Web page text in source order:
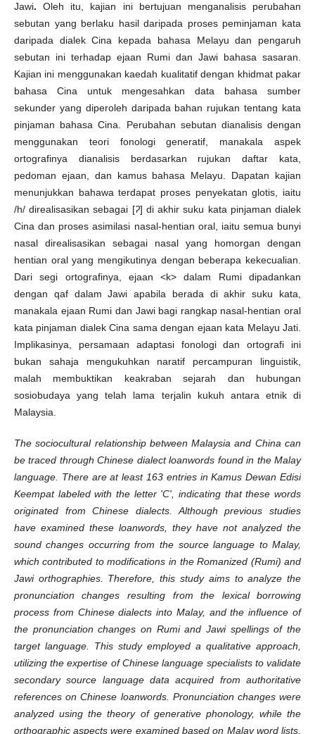
Jawi. Oleh itu, kajian ini bertujuan menganalisis perubahan
sebutan yang berlaku hasil daripada proses peminjaman kata
daripada dialek Cina kepada bahasa Melayu dan pengaruh
sebutan ini terhadap ejaan Rumi dan Jawi bahasa sasaran.
Kajian ini menggunakan kaedah kualitatif dengan khidmat pakar
bahasa Cina untuk mengesahkan data bahasa sumber
sekunder yang diperoleh daripada bahan rujukan tentang kata
pinjaman bahasa Cina. Perubahan sebutan dianalisis dengan
menggunakan teori fonologi generatif, manakala aspek
ortografinya dianalisis berdasarkan rujukan daftar kata,
pedoman ejaan, dan kamus bahasa Melayu. Dapatan kajian
menunjukkan bahawa terdapat proses penyekatan glotis, iaitu
/h/ direalisasikan sebagai [ʔ] di akhir suku kata pinjaman dialek
Cina dan proses asimilasi nasal-hentian oral, iaitu semua bunyi
nasal direalisasikan sebagai nasal yang homorgan dengan
hentian oral yang mengikutinya dengan beberapa kekecualian.
Dari segi ortografinya, ejaan <k> dalam Rumi dipadankan
dengan qaf dalam Jawi apabila berada di akhir suku kata,
manakala ejaan Rumi dan Jawi bagi rangkap nasal-hentian oral
kata pinjaman dialek Cina sama dengan ejaan kata Melayu Jati.
Implikasinya, persamaan adaptasi fonologi dan ortografi ini
bukan sahaja mengukuhkan naratif percampuran linguistik,
malah membuktikan keakraban sejarah dan hubungan
sosiobudaya yang telah lama terjalin kukuh antara etnik di
Malaysia.
The sociocultural relationship between Malaysia and China can
be traced through Chinese dialect loanwords found in the Malay
language. There are at least 163 entries in Kamus Dewan Edisi
Keempat labeled with the letter 'C', indicating that these words
originated from Chinese dialects. Although previous studies
have examined these loanwords, they have not analyzed the
sound changes occurring from the source language to Malay,
which contributed to modifications in the Romanized (Rumi) and
Jawi orthographies. Therefore, this study aims to analyze the
pronunciation changes resulting from the lexical borrowing
process from Chinese dialects into Malay, and the influence of
the pronunciation changes on Rumi and Jawi spellings of the
target language. This study employed a qualitative approach,
utilizing the expertise of Chinese language specialists to validate
secondary source language data acquired from authoritative
references on Chinese loanwords. Pronunciation changes were
analyzed using the theory of generative phonology, while the
orthographic aspects were examined based on Malay word lists,